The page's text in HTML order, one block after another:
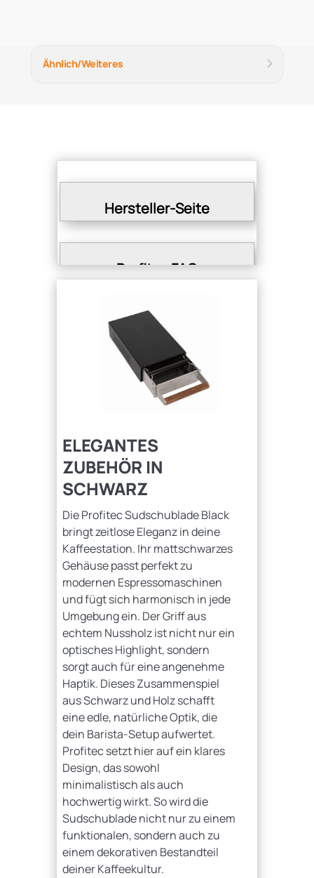
Ähnlich/Weiteres
Hersteller-Seite
Profitec FAQ
Caffista Clip Portafilter
ELEGANTES
ZUBEHÖR IN
SCHWARZ
Die Profitec Sudschublade Black
bringt zeitlose Eleganz in deine
Kaffeestation. Ihr mattschwarzes
Gehäuse passt perfekt zu
modernen Espressomaschinen
und fügt sich harmonisch in jede
Umgebung ein. Der Griff aus
echtem Nussholz ist nicht nur ein
optisches Highlight, sondern
sorgt auch für eine angenehme
Haptik. Dieses Zusammenspiel
aus Schwarz und Holz schafft
eine edle, natürliche Optik, die
dein Barista-Setup aufwertet.
Profitec setzt hier auf ein klares
Design, das sowohl
minimalistisch als auch
hochwertig wirkt. So wird die
Sudschublade nicht nur zu einem
funktionalen, sondern auch zu
einem dekorativen Bestandteil
deiner Kaffeekultur.